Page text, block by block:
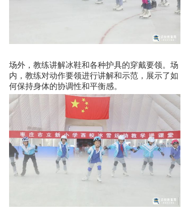
场外，教练讲解冰鞋和各种护具的穿戴要领。场
内，教练对动作要领进行讲解和示范，展示了如
何保持身体的协调性和平衡感。